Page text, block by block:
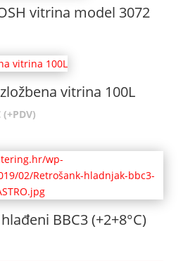
vitrina model 3072
vitrina 100L
Raspon
780,00 €
do
840,00 €
(+PDV)
BBC3 (+2+8°C)